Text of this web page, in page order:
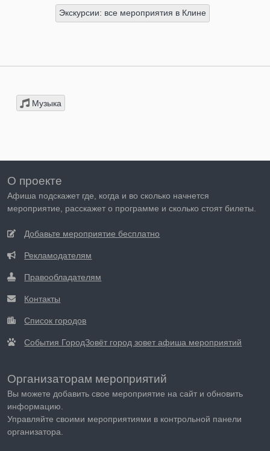
Экскурсии: все мероприятия в Клине
Музыка
О проекте
Афиша подскажет где, когда и во сколько начнется
мероприятие, расскажет о программе и сколько стоят билеты.
Добавьте мероприятие бесплатно
Рекламодателям
Правообладателям
Контакты
Список городов
События ГородЗовёт город зовет афиша мероприятий
Организаторам мероприятий
Вы можете добавить свое мероприятие на сайт и обновить
информацию.
Управляйте своими мероприятиями в контрольной панели
организатора.